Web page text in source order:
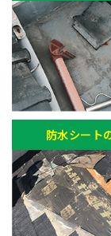
防水シート